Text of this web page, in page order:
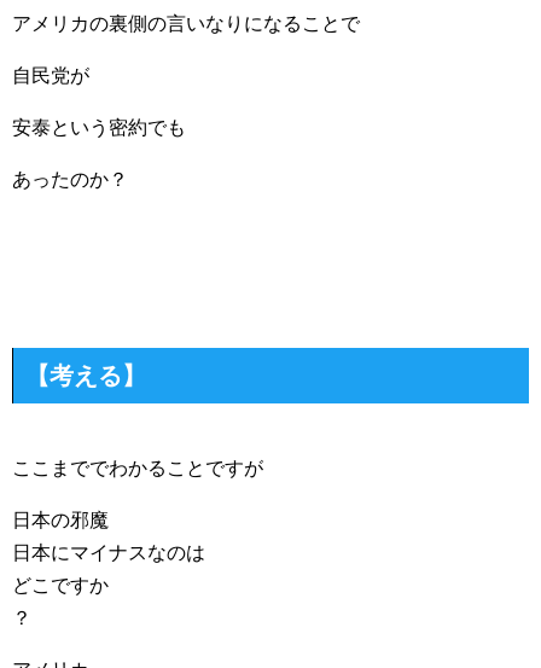
アメリカの裏側の言いなりになることで
自民党が
安泰という密約でも
あったのか？
【考える】
ここまででわかることですが
日本の邪魔
日本にマイナスなのは
どこですか
？